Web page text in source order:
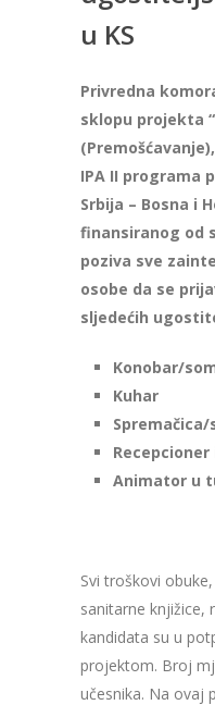
u KS
Privredna
sklopu projekta
IPA II programa
Srbija – Bosna i
finansiranog od
poziva sve
osobe da se
sljedećih
Konobar/
Kuhar
Spremačica/
Recepcioner
Animator u
Svi troškovi
sanitarne knjižice,
kandidata su u
projektom. Broj
učesnika. Na ovaj